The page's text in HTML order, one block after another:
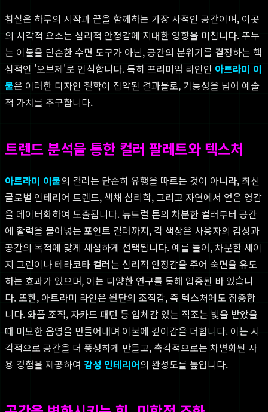
침실은 하루의 시작과 끝을 함께하는 가장 사적인 공간이며, 이곳
의 시각적 요소는 심리적 안정감에 지대한 영향을 미칩니다. 뚜누
는 이불을 단순한 수면 도구가 아닌, 공간의 분위기를 결정하는 핵
심적인 '오브제'로 인식합니다. 특히 프리미엄 라인인 아트라미 이
불은 이러한 디자인 철학이 집약된 결과물로, 기능성을 넘어 예술
적 가치를 추구합니다.
트렌드 분석을 통한 컬러 팔레트와 텍스처
아트라미 이불의 컬러는 단순히 유행을 따르는 것이 아니라, 최신
글로벌 인테리어 트렌드, 색채 심리학, 그리고 자연에서 얻은 영감
을 데이터화하여 도출됩니다. 뉴트럴 톤의 차분한 컬러부터 공간
에 활력을 불어넣는 포인트 컬러까지, 각 색상은 사용자의 감성과
공간의 목적에 맞게 세심하게 선택됩니다. 예를 들어, 차분한 세이
지 그린이나 테라코타 컬러는 심리적 안정감을 주어 숙면을 유도
하는 효과가 있으며, 이는 다양한 연구를 통해 입증된 바 있습니
다. 또한, 아트라미 라인은 원단의 조직감, 즉 텍스처에도 집중합
니다. 와플 조직, 자카드 패턴 등 입체감 있는 직조는 빛을 받았을
때 미묘한 음영을 만들어내며 이불에 깊이감을 더합니다. 이는 시
각적으로 공간을 더 풍성하게 만들고, 촉각적으로는 차별화된 사
용 경험을 제공하여 감성 인테리어의 완성도를 높입니다.